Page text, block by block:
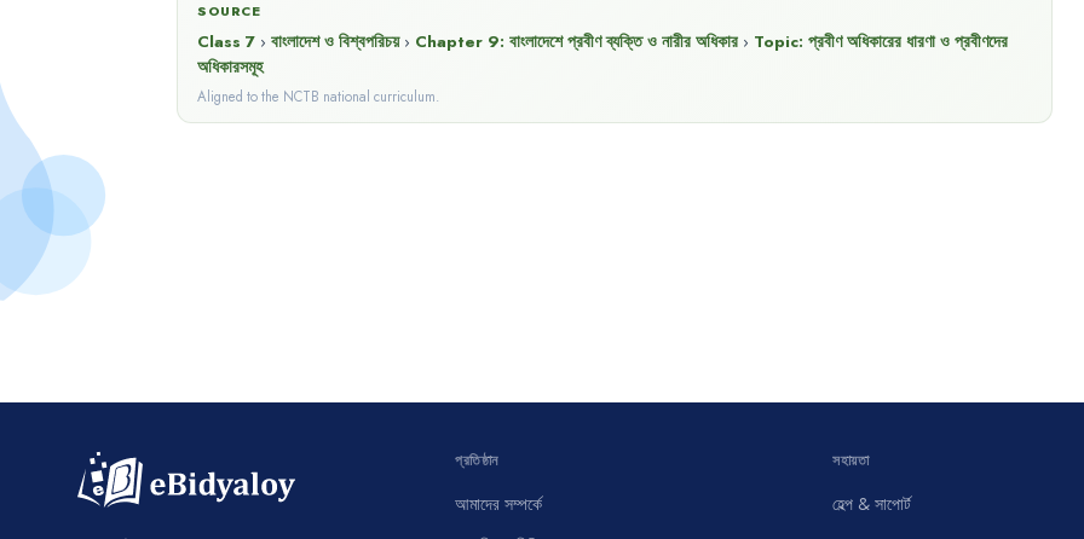
SOURCE
Class 7 › বাংলাদেশ ও বিশ্বপরিচয় › Chapter 9: বাংলাদেশে প্রবীণ ব্যক্তি ও নারীর অধিকার › Topic: প্রবীণ অধিকারের ধারণা ও প্রবীণদের
অধিকারসমূহ
Aligned to the NCTB national curriculum.
প্রতিষ্ঠান
আমাদের সম্পর্কে
সহায়তা
হেল্প & সাপোর্ট